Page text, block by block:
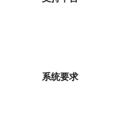
系统要求